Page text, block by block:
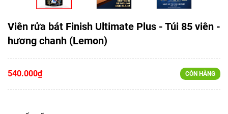
Viên rửa bát Finish Ultimate Plus - Túi 85 viên -
hương chanh (Lemon)
540.000₫ CÒN HÀNG